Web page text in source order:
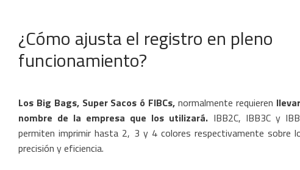
¿Cómo ajusta el registro en pleno
funcionamiento?
Los Big Bags, Super Sacos ó FIBCs, normalmente requieren
nombre de la empresa que los utilizará. IBB2C, IBB3C y
permiten imprimir hasta 2, 3 y 4 colores respectivamente sobre
precisión y eficiencia.